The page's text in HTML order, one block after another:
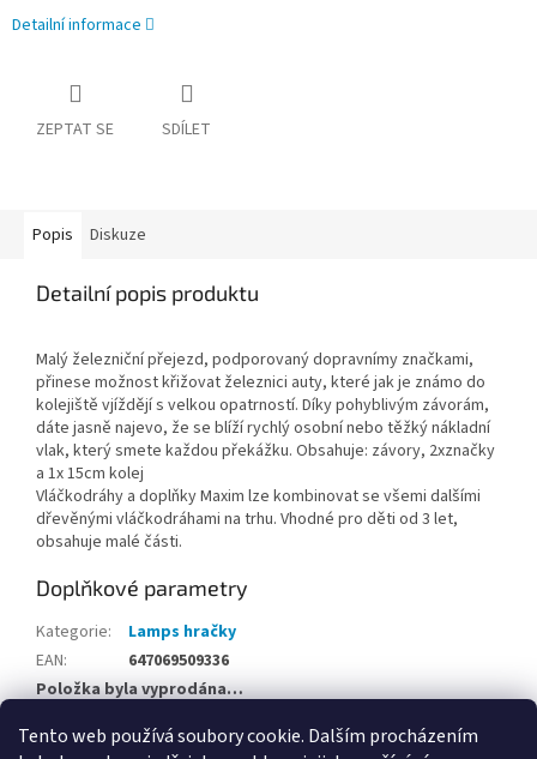
Tento web používá soubory cookie. Dalším procházením
Detailní informace
ZEPTAT SE SDÍLET
Popis Diskuze
Detailní popis produktu
Malý železniční přejezd, podporovaný dopravnímy značkami,
přinese možnost křižovat železnici auty, které jak je známo do
kolejiště vjíždějí s velkou opatrností. Díky pohyblivým závorám,
dáte jasně najevo, že se blíží rychlý osobní nebo těžký nákladní
vlak, který smete každou překážku. Obsahuje: závory, 2xznačky
a 1x 15cm kolej
Vláčkodráhy a doplňky Maxim lze kombinovat se všemi dalšími
dřevěnými vláčkodráhami na trhu. Vhodné pro děti od 3 let,
obsahuje malé části.
Doplňkové parametry
Kategorie:
Lamps hračky
EAN:
647069509336
Položka byla vyprodána…